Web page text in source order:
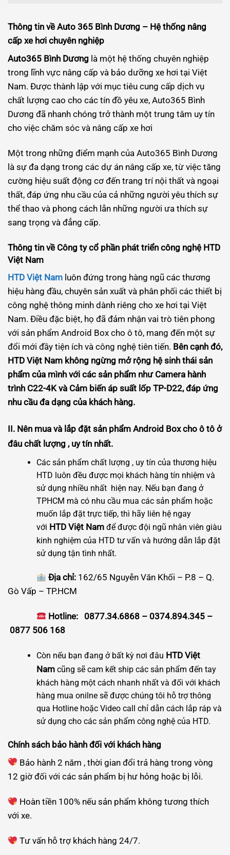
Thông tin về Auto 365 Bình Dương – Hệ thống nâng
cấp xe hơi chuyên nghiệp
Auto365 Bình Dương là một hệ thống chuyên nghiệp
trong lĩnh vực nâng cấp và bảo dưỡng xe hơi tại Việt
Nam. Được thành lập với mục tiêu cung cấp dịch vụ
chất lượng cao cho các tín đồ yêu xe, Auto365 Bình
Dương đã nhanh chóng trở thành một trung tâm uy tín
cho việc chăm sóc và nâng cấp xe hơi
Một trong những điểm mạnh của Auto365 Bình Dương
là sự đa dạng trong các dự án nâng cấp xe, từ việc tăng
cường hiệu suất động cơ đến trang trí nội thất và ngoại
thất, đáp ứng nhu cầu của cả những người yêu thích sự
thể thao và phong cách lẫn những người ưa thích sự
sang trọng và đẳng cấp.
Thông tin về Công ty cổ phần phát triển công nghệ HTD
Việt Nam
HTD Việt Nam luôn đứng trong hàng ngũ các thương
hiệu hàng đầu, chuyên sản xuất và phân phối các thiết bị
công nghệ thông minh dành riêng cho xe hơi tại Việt
Nam. Điều đặc biệt, họ đã đảm nhận vai trò tiên phong
với sản phẩm Android Box cho ô tô, mang đến một sự
đổi mới đầy tiện ích và công nghệ tiên tiến. Bên cạnh đó,
HTD Việt Nam không ngừng mở rộng hệ sinh thái sản
phẩm của mình với các sản phẩm như Camera hành
trình C22-4K và Cảm biến áp suất lốp TP-D22, đáp ứng
nhu cầu đa dạng của khách hàng.
II. Nên mua và lắp đặt sản phẩm Android Box cho ô tô ở
đâu chất lượng , uy tín nhất.
Các sản phẩm chất lượng , uy tín của thương hiệu
HTD luôn đều được mọi khách hàng tín nhiệm và
sử dụng nhiều nhất hiện nay. Nếu bạn đang ở
TPHCM mà có nhu cầu mua các sản phẩm hoặc
muốn lắp đặt trực tiếp, thì hãy liên hệ ngay
với HTD Việt Namđể được đội ngũ nhân viên giàu
kinh nghiệm của HTD tư vấn và hướng dẫn lắp đặt
sử dụng tận tình nhất.
Địa chỉ: 162/65 Nguyễn Văn Khối – P.8 – Q.
Gò Vấp – TP.HCM
Hotline: 0877.34.6868 – 0374.894.345 –
0877 506 168
Còn nếu bạn đang ở bất kỳ nơi đâu HTD Việt
Nam cũng sẽ cam kết ship các sản phẩm đến tay
khách hàng một cách nhanh nhất và đối với khách
hàng mua onilne sẽ được chúng tôi hỗ trợ thông
qua Hotline hoặc Video call chỉ dẫn cách lắp ráp và
sử dụng cho các sản phẩm công nghệ của HTD.
Chính sách bảo hành đối với khách hàng
Bảo hành 2 năm , thời gian đổi trả hàng trong vòng
12 giờ đối với các sản phẩm bị hư hỏng hoặc bị lỗi.
Hoàn tiền 100% nếu sản phẩm không tương thích
với xe.
Tư vấn hỗ trợ khách hàng 24/7.